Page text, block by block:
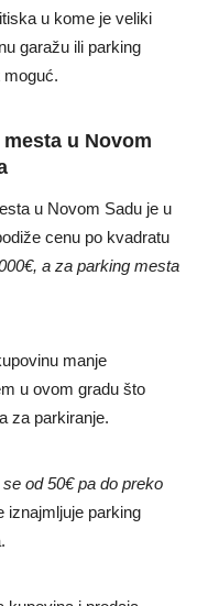
u kome je veliki
garažu ili parking
moguć.
u Novom
u Novom Sadu je u
cenu po kvadratu
a za parking mesta
manje
u ovom gradu što
za parkiranje.
od 50€ pa do preko
iznajmljuje parking